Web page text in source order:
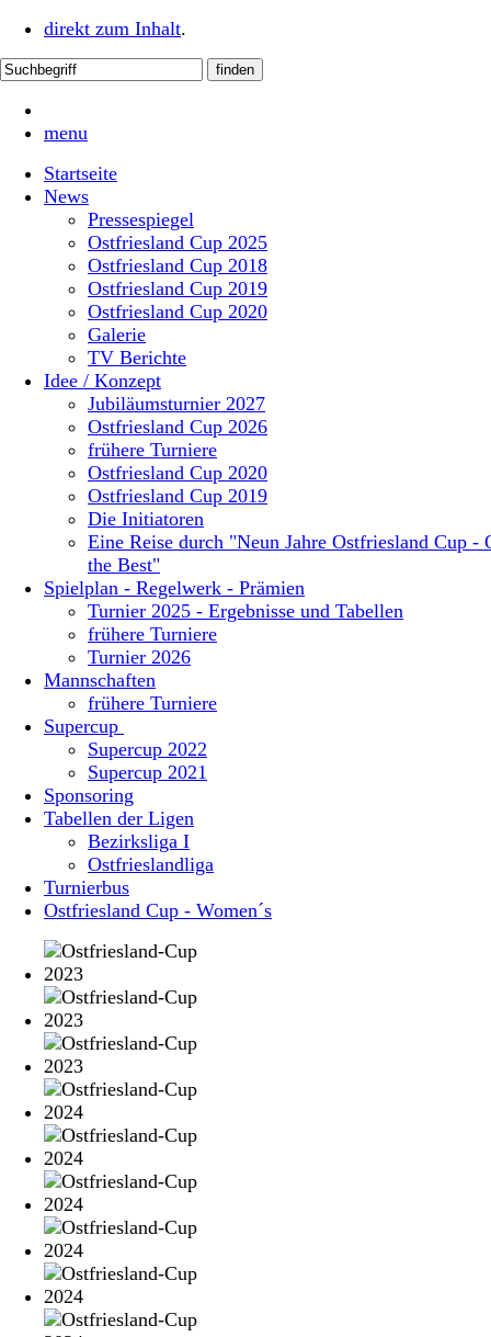
direkt zum Inhalt.
menu
Startseite
News
Pressespiegel
Ostfriesland Cup 2025
Ostfriesland Cup 2018
Ostfriesland Cup 2019
Ostfriesland Cup 2020
Galerie
TV Berichte
Idee / Konzept
Jubiläumsturnier 2027
Ostfriesland Cup 2026
frühere Turniere
Ostfriesland Cup 2020
Ostfriesland Cup 2019
Die Initiatoren
Eine Reise durch "Neun Jahre Ostfriesland Cup -
the Best"
Spielplan - Regelwerk - Prämien
Turnier 2025 - Ergebnisse und Tabellen
frühere Turniere
Turnier 2026
Mannschaften
frühere Turniere
Supercup
Supercup 2022
Supercup 2021
Sponsoring
Tabellen der Ligen
Bezirksliga I
Ostfrieslandliga
Turnierbus
Ostfriesland Cup - Women´s